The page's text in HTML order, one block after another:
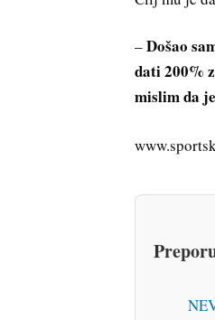
–Došao
dati 200%
mislim da